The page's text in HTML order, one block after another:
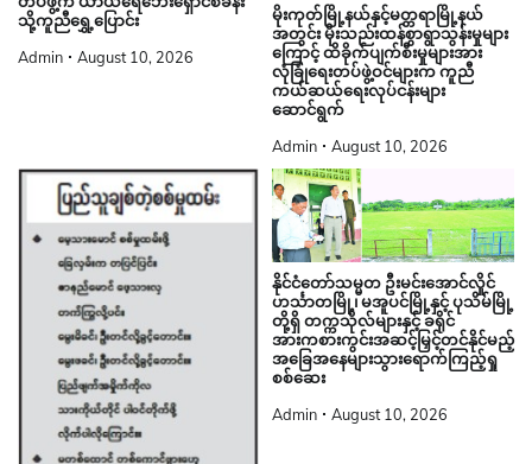
သို့ကူညီရွှေ့ပြောင်း
Admin August 10, 2026
မိုးကုတ်မြို့နယ်နှင့်မတ္တရာမြို့နယ်
အတွင်း မိုးသည်းထန်စွာရွာသွန်းမှုများ
ကြောင့် ထိခိုက်ပျက်စီးမှုများအား
လုံခြုံရေးတပ်ဖွဲ့ဝင်များက ကူညီ
ကယ်ဆယ်ရေးလုပ်ငန်းများ
ဆောင်ရွက်
Admin August 10, 2026
နိုင်ငံတော်သမ္မတ ဦးမင်းအောင်လှိုင်
ဟင်္သာတမြို့၊ မအူပင်မြို့နှင့် ပုသိမ်မြို့
တို့ရှိ တက္ကသိုလ်များနှင့် ခရိုင်
အားကစားကွင်းအဆင့်မြှင့်တင်နိုင်မည့်
အခြေအနေများသွားရောက်ကြည့်ရှု
စစ်ဆေး
Admin August 10, 2026